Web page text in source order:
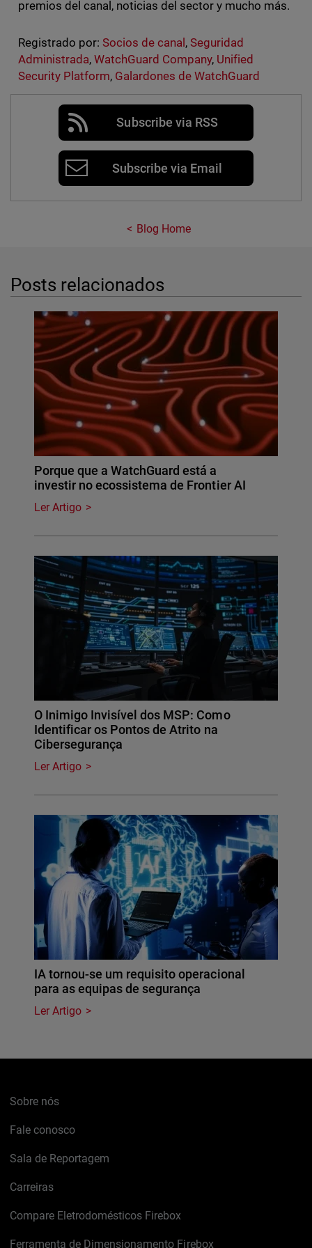
premios del canal, noticias del sector y mucho más.
Registrado por: Socios de canal,Seguridad
Administrada, WatchGuard Company, Unified
Security Platform, Galardones de WatchGuard
Subscribe via RSS
Subscribe via Email
Blog Home
Posts relacionados
Porque que a WatchGuard está a
investir no ecossistema de Frontier AI
Ler Artigo
O Inimigo Invisível dos MSP: Como
Identificar os Pontos de Atrito na
Cibersegurança
Ler Artigo
IA tornou-se um requisito operacional
para as equipas de segurança
Ler Artigo
Sobre nós
Fale conosco
Sala de Reportagem
Carreiras
Compare Eletrodomésticos Firebox
Ferramenta de Dimensionamento Firebox